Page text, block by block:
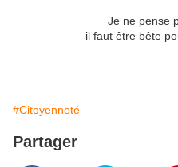
Je ne pense
il faut être bête
#Citoyenneté
Partager